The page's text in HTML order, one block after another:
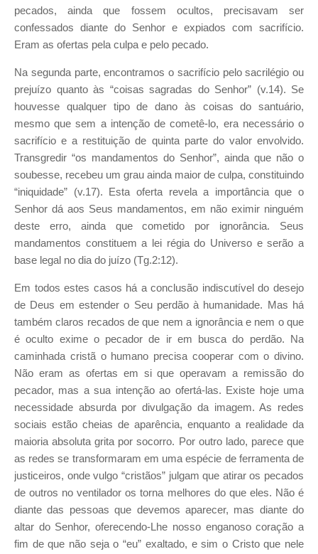
pecados, ainda que fossem ocultos, precisavam ser
confessados diante do Senhor e expiados com sacrifício.
Eram as ofertas pela culpa e pelo pecado.
Na segunda parte, encontramos o sacrifício pelo sacrilégio ou
prejuízo quanto às “coisas sagradas do Senhor” (v.14). Se
houvesse qualquer tipo de dano às coisas do santuário,
mesmo que sem a intenção de cometê-lo, era necessário o
sacrifício e a restituição de quinta parte do valor envolvido.
Transgredir “os mandamentos do Senhor”, ainda que não o
soubesse, recebeu um grau ainda maior de culpa, constituindo
“iniquidade” (v.17). Esta oferta revela a importância que o
Senhor dá aos Seus mandamentos, em não eximir ninguém
deste erro, ainda que cometido por ignorância. Seus
mandamentos constituem a lei régia do Universo e serão a
base legal no dia do juízo (Tg.2:12).
Em todos estes casos há a conclusão indiscutível do desejo
de Deus em estender o Seu perdão à humanidade. Mas há
também claros recados de que nem a ignorância e nem o que
é oculto exime o pecador de ir em busca do perdão. Na
caminhada cristã o humano precisa cooperar com o divino.
Não eram as ofertas em si que operavam a remissão do
pecador, mas a sua intenção ao ofertá-las. Existe hoje uma
necessidade absurda por divulgação da imagem. As redes
sociais estão cheias de aparência, enquanto a realidade da
maioria absoluta grita por socorro. Por outro lado, parece que
as redes se transformaram em uma espécie de ferramenta de
justiceiros, onde vulgo “cristãos” julgam que atirar os pecados
de outros no ventilador os torna melhores do que eles. Não é
diante das pessoas que devemos aparecer, mas diante do
altar do Senhor, oferecendo-Lhe nosso enganoso coração a
fim de que não seja o “eu” exaltado, e sim o Cristo que nele